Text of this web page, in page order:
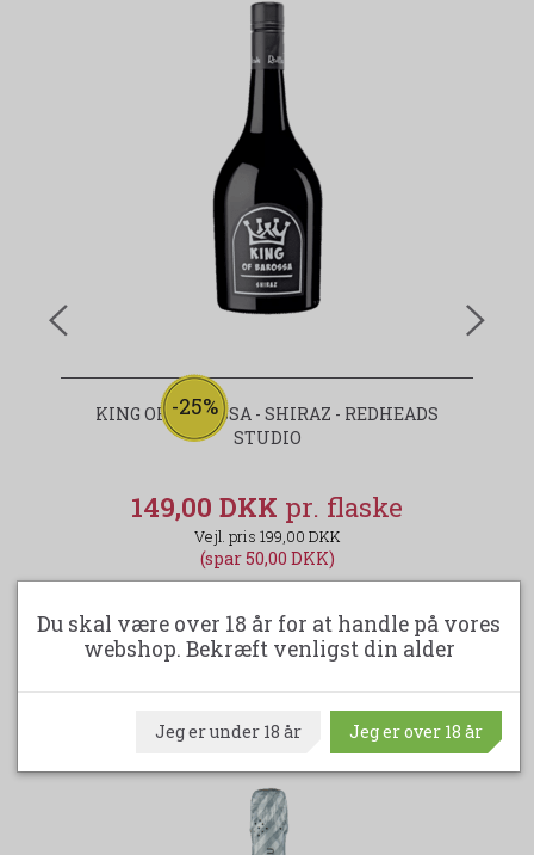
-25%
KING OF BAROSSA - SHIRAZ - REDHEADS
STUDIO
149,00 DKK
199,00 DKK
(spar 50,00 DKK)
ANDRE KØBTE OGSÅ
Du skal være over 18 år for at handle på vores
webshop. Bekræft venligst din alder
Jeg er under 18 år Jeg er over 18 år